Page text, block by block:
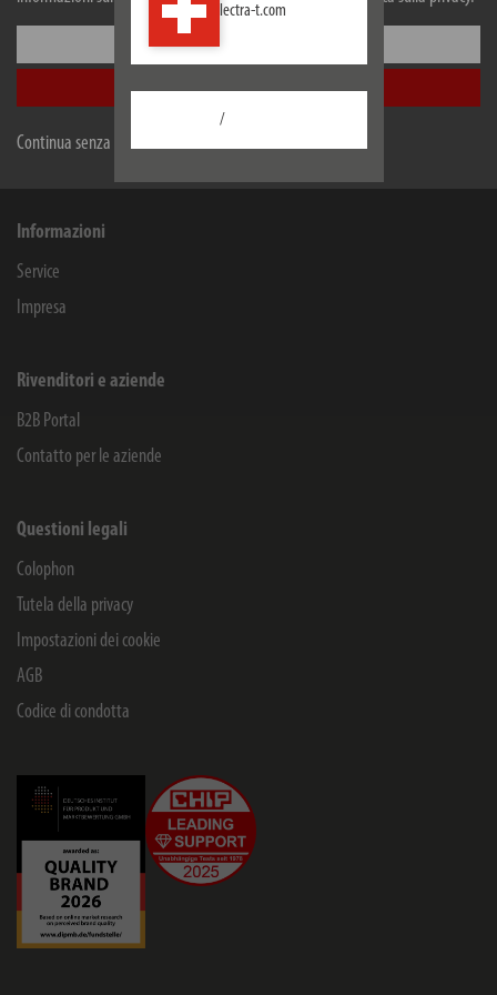
Configurare
Accetta tutti
Continua senza accettare
lectra-t.com
/
Blegistrasse 13
FacebookInstagramYoutubeLinkedin
Informazioni
Service
Impresa
Rivenditori e aziende
B2B Portal
Contatto per le aziende
Questioni legali
Colophon
Tutela della privacy
Impostazioni dei cookie
AGB
Codice di condotta